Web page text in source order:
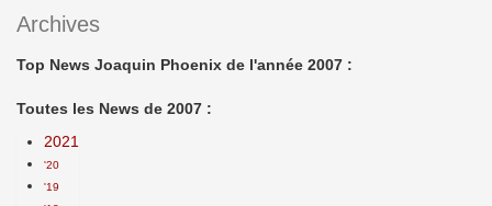
Archives
Top News Joaquin Phoenix de l'année 2007 :
Toutes les News de 2007 :
2021
'20
'19